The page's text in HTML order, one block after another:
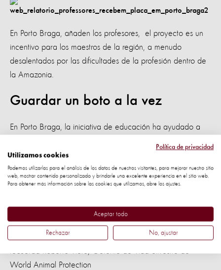
En Porto Braga, añaden los profesores, el proyecto es un
incentivo para los maestros de la región, a menudo
desalentados por las dificultades de la profesión dentro de
la Amazonia.
Guardar un boto a la vez
En Porto Braga, la iniciativa de educación ha ayudado a
qué los delfines son tan importantes para su comunidad.
El impacto fue claro hace unos meses, cuando un niño de 8
años de edad impidió que un delfín muriese a manos de su
tío. "Fue una de las más bellas historias que escuchamos",
World Animal Protection
Política de privacidad
Utilizamos cookies
Podemos utilizarlas para el análisis de los datos de nuestros visitantes, para mejorar nuestro sitio
web, mostrar contenido personalizado y brindarle una excelente experiencia en el sitio web.
Para obtener más información sobre las cookies que utilizamos, abre los ajustes.
Aceptar todo
Rechazar No, ajustar